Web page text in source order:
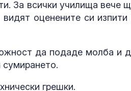
За всички училища вече
оценените си изпити
да подаде молба и
грешки.